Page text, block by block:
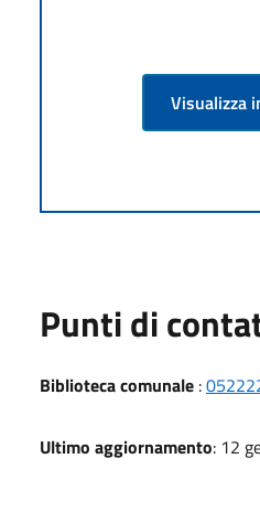
Visualizza
Punti di
Biblioteca comunale :
Ultimo aggiornamento: 12